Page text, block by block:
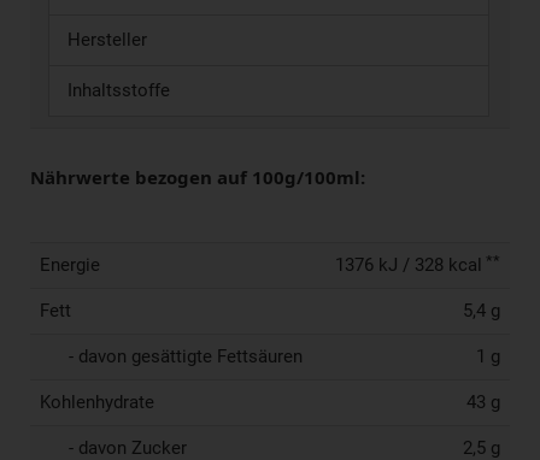
Hersteller
Inhaltsstoffe
Nährwerte bezogen auf 100g/100ml:
Energie 1376 kJ / 328 kcal **
Fett 5,4 g
- davon gesättigte Fettsäuren 1 g
Kohlenhydrate 43 g
- davon Zucker 2,5 g